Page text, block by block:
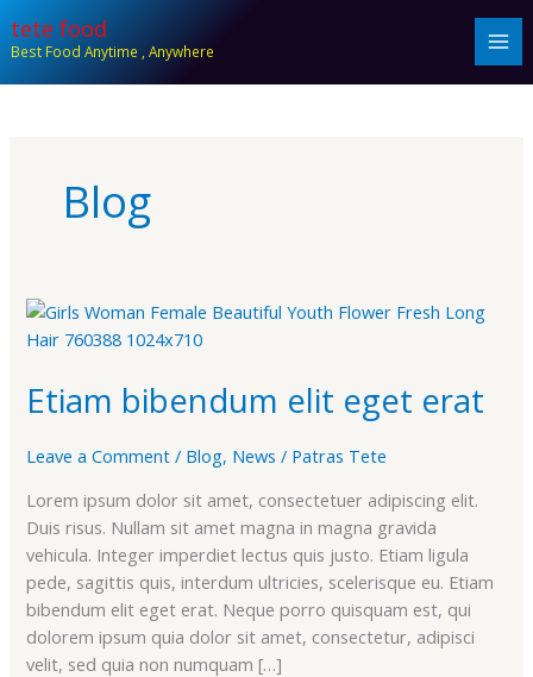
totete food
Best Food Anytime , Anywhere
Blog
Etiam bibendum elit eget erat
Leave a Comment / Blog, News / Patras Tete
Lorem ipsum dolor sit amet, consectetuer adipiscing elit.
Duis risus. Nullam sit amet magna in magna gravida
vehicula. Integer imperdiet lectus quis justo. Etiam ligula
pede, sagittis quis, interdum ultricies, scelerisque eu. Etiam
bibendum elit eget erat. Neque porro quisquam est, qui
dolorem ipsum quia dolor sit amet, consectetur, adipisci
velit, sed quia non numquam […]
Etiam
bibendum
eget
erat